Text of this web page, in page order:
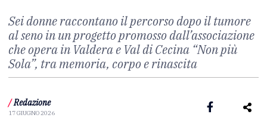
Sei donne raccontano il percorso dopo il tumore
al seno in un progetto promosso dall’associazione
che opera in Valdera e Val di Cecina “Non più
Sola”, tra memoria, corpo e rinascita
/ Redazione
17 GIUGNO 2026